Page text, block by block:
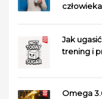
człowieka
Jak
trening i
Omega